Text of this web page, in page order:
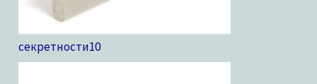
секретности10